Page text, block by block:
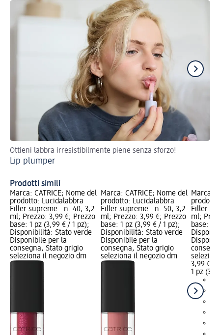
Ottieni labbra irresistibilmente piene senza sforzo!
Lip plumper
Prodotti simili
Marca: CATRICE; Nome del
prodotto: Lucidalabbra
Filler supreme - n. 40, 3,2
ml; Prezzo: 3,99 €; Prezzo
base: 1 pz (3,99 € / 1 pz);
Disponibilità: Stato verde
Disponibile per la
consegna, Stato grigio
seleziona il negozio dm
Marca: CATRICE; Nome del
prodotto: Lucidalabbra
Filler supreme - n. 50, 3,2
ml; Prezzo: 3,99 €; Prezzo
base: 1 pz (3,99 € / 1 pz);
Disponibilità: Stato verde
Disponibile per la
consegna, Stato grigio
seleziona il negozio dm
Marca:
Filler
ml;
base: 1
3,99 €
1 pz